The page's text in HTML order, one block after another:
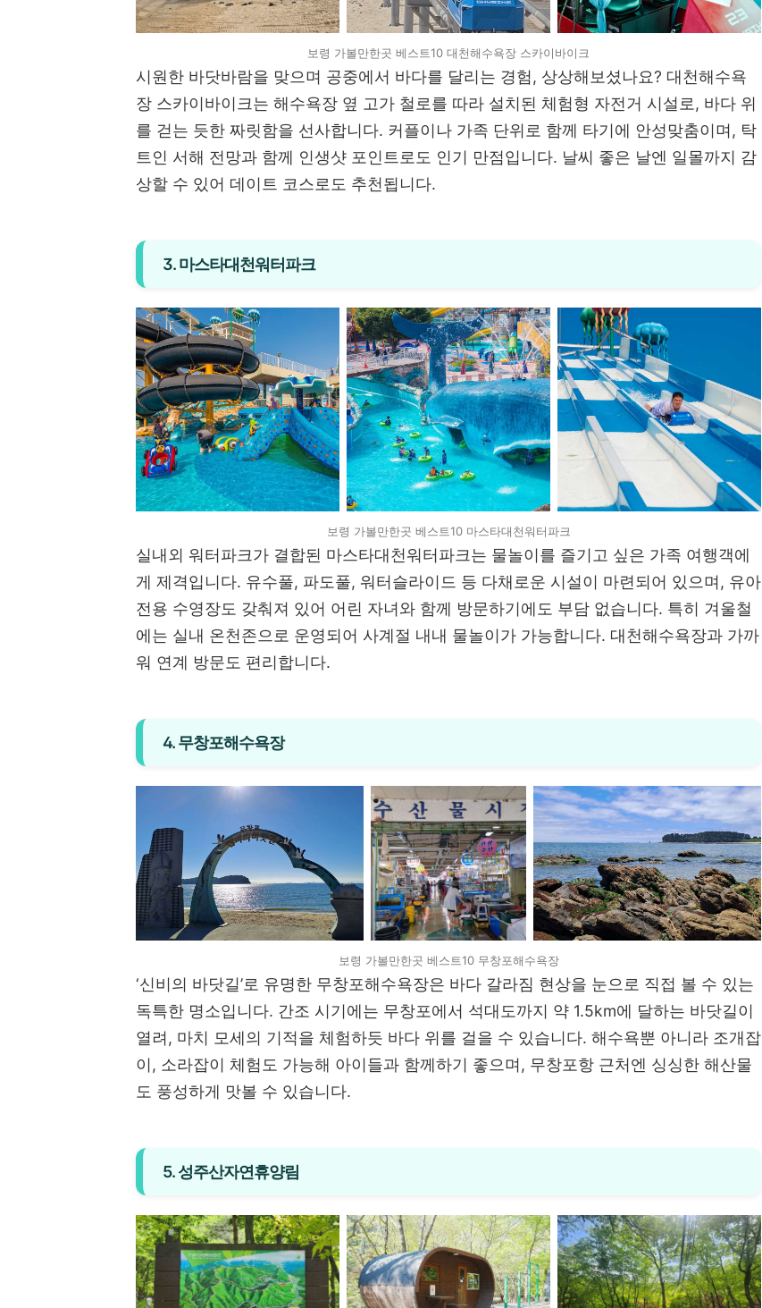
보령 가볼만한곳 베스트10 대천해수욕장 스카이바이크
시원한 바닷바람을 맞으며 공중에서 바다를 달리는 경험, 상상해보셨나요? 대천해수욕
장 스카이바이크는 해수욕장 옆 고가 철로를 따라 설치된 체험형 자전거 시설로, 바다 위
를 걷는 듯한 짜릿함을 선사합니다. 커플이나 가족 단위로 함께 타기에 안성맞춤이며, 탁
트인 서해 전망과 함께 인생샷 포인트로도 인기 만점입니다. 날씨 좋은 날엔 일몰까지 감
상할 수 있어 데이트 코스로도 추천됩니다.
3. 마스타대천워터파크
보령 가볼만한곳 베스트10 마스타대천워터파크
실내외 워터파크가 결합된 마스타대천워터파크는 물놀이를 즐기고 싶은 가족 여행객에
게 제격입니다. 유수풀, 파도풀, 워터슬라이드 등 다채로운 시설이 마련되어 있으며, 유아
전용 수영장도 갖춰져 있어 어린 자녀와 함께 방문하기에도 부담 없습니다. 특히 겨울철
에는 실내 온천존으로 운영되어 사계절 내내 물놀이가 가능합니다. 대천해수욕장과 가까
워 연계 방문도 편리합니다.
4. 무창포해수욕장
보령 가볼만한곳 베스트10 무창포해수욕장
‘신비의 바닷길’로 유명한 무창포해수욕장은 바다 갈라짐 현상을 눈으로 직접 볼 수 있는
독특한 명소입니다. 간조 시기에는 무창포에서 석대도까지 약 1.5km에 달하는 바닷길이
열려, 마치 모세의 기적을 체험하듯 바다 위를 걸을 수 있습니다. 해수욕뿐 아니라 조개잡
이, 소라잡이 체험도 가능해 아이들과 함께하기 좋으며, 무창포항 근처엔 싱싱한 해산물
도 풍성하게 맛볼 수 있습니다.
5. 성주산자연휴양림